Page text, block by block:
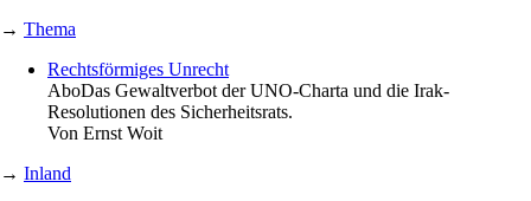
→ Thema
Rechtsförmiges Unrecht
AboDas Gewaltverbot der UNO-Charta und die Irak-
Resolutionen des Sicherheitsrats.
Von Ernst Woit
→ Inland